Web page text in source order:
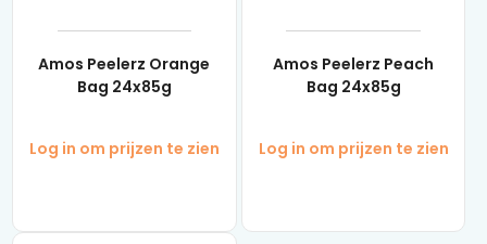
Amos Peelerz Orange
Bag 24x85g
Log in om prijzen te zien
Amos Peelerz Peach
Bag 24x85g
Log in om prijzen te zien